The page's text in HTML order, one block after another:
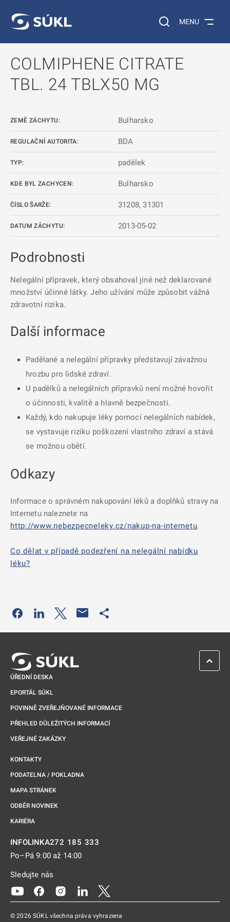
Vyhledávání na
MENU
COLMIPHENE CITRATE
TBL. 24 TBLX50 MG
ZEMĚ ZÁCHYTU: Bulharsko
REGULAČNÍ AUTORITA: BDA
TYP: padělek
KDE BYL ZACHYCEN: Bulharsko
ČÍSLO ŠARŽE: 31208, 31301
DATUM ZÁCHYTU: 2013-05-02
Podrobnosti
Nelegální přípravek, který obsahoval jiné než deklarované
množství účinné látky. Jeho užívání může způsobit vážná
zdravotní rizika.
Další informace
Padělané a nelegální přípravky představují závažnou
hrozbu pro lidské zdraví.
U padělků a nelegálních přípravků není možné hovořit
o účinnosti, kvalitě a hlavně bezpečnosti.
Každý, kdo nakupuje léky pomocí nelegálních nabídek,
se vystavuje riziku poškození vlastního zdraví a stává
se možnou obětí.
Odkazy
Informace o správném nakupování léků a doplňků stravy na
Internetu naleznete na
http://www.nebezpecneleky.cz/nakup-na-internetu.
Co dělat v případě podezření na nelegální nabídku
léku?
Odkaz se otevře na nové kartě
Odkaz se otevře na nové kartě
Odkaz se otevře na nové kartě
ÚŘEDNÍ DESKA
EPORTÁL SÚKL
POVINNĚ ZVEŘEJŇOVANÉ INFORMACE
PŘEHLED DŮLEŽITÝCH INFORMACÍ
VEŘEJNÉ ZAKÁZKY
KONTAKTY
PODATELNA / POKLADNA
MAPA STRÁNEK
ODBĚR NOVINEK
KARIÉRA
INFOLINKA272 185 333
Po–Pá 9:00 až 14:00
Sledujte nás
Odkaz se otevře na nové kartě
Odkaz se otevře na nové kartě
Odkaz se otevře na nové kartě
Odkaz se otevře na nové kartě
© 2026 SÚKL všechna práva vyhrazena
ZPĚT